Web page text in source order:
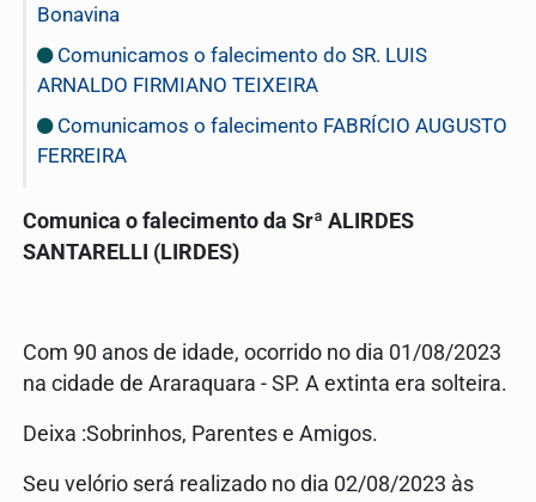
Bonavina
Comunicamos o falecimento do SR. LUIS
ARNALDO FIRMIANO TEIXEIRA
Comunicamos o falecimento FABRÍCIO AUGUSTO
FERREIRA
Comunica o falecimento da Srª ALIRDES
SANTARELLI (LIRDES)
Com 90 anos de idade, ocorrido no dia 01/08/2023
na cidade de Araraquara - SP. A extinta era solteira.
Deixa :Sobrinhos, Parentes e Amigos.
Seu velório será realizado no dia 02/08/2023 às